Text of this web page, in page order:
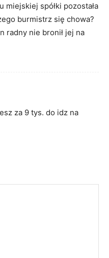
miejskiej spółki pozostała
burmistrz się chowa?
radny nie bronił jej na
za 9 tys. do idz na